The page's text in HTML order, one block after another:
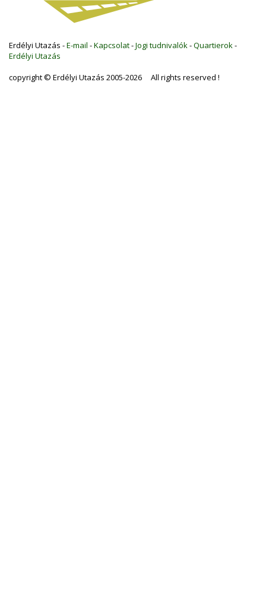
Erdélyi Utazás -E-mail -Kapcsolat-Jogi tudnivalók -Quartierok -
Erdélyi Utazás
copyright © Erdélyi Utazás 2005-2026 All rights reserved !